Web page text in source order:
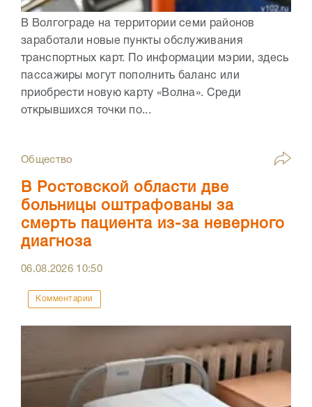
В Волгограде на территории семи районов
заработали новые пункты обслуживания
транспортных карт. По информации мэрии, здесь
пассажиры могут пополнить баланс или
приобрести новую карту «Волна». Среди
открывшихся точки по...
Общество
В Ростовской области две
больницы оштрафованы за
смерть пациента из-за неверного
диагноза
06.08.2026 10:50
Комментарии